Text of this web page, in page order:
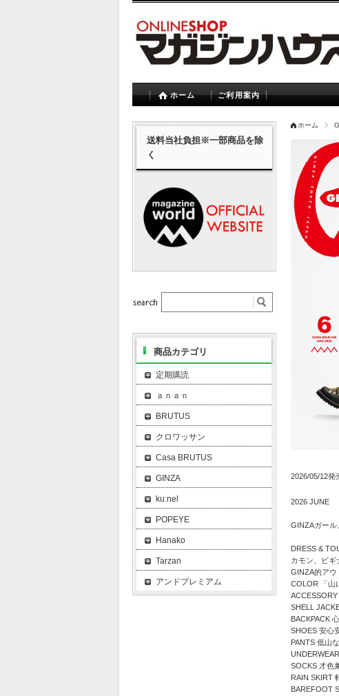
ホーム ご利用案内
ホーム
2026/05/12発
2026 JUNE
GINZAガール
DRESS &
カモン、ビギ
GINZA的アウ
COLOR 「山
SHELL
BACKPACK
SHOES 安心
PANTS 低山
SOCKS 才色
RAIN SKIRT
BAREFOOT
送料当社負担※一部商品を除
く
商品カテゴリ
定期購読
ａｎａｎ
BRUTUS
クロワッサン
Casa BRUTUS
GINZA
ku:nel
POPEYE
Hanako
Tarzan
アンドプレミアム